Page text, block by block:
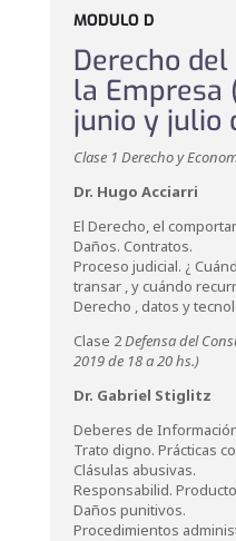
MODULO D
Derecho
la Empresa
junio y julio
Clase 1 Derecho y
Dr. Hugo Acciarri
El Derecho, el
Daños. Contratos.
Proceso judicial. ¿
transar , y cuándo
Derecho , datos y
Clase 2Defensa del
2019 de 18 a 20 hs.)
Dr. Gabriel Stiglitz
Deberes de
Trato digno. Prácticas
Clásulas abusivas.
Responsabilid.
Daños punitivos.
Procedimientos